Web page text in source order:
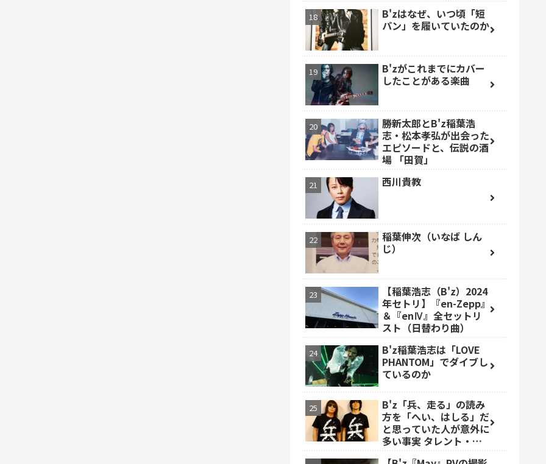
B'zはなぜ、いつ頃「短
パン」を履いていたのか
B'zがこれまでにカバー
したことがある楽曲
勝新太郎とB'z稲葉浩
志・松本孝弘が出会った
エピソードと、伝説の酒
場 「田賀」
西川貴教
稲葉伸次（いなば しん
じ）
【稲葉浩志（B'z）2024
年セトリ】『en-Zepp』
＆『enⅣ』全セットリ
スト（日替わり曲）
B'z稲葉浩志は「LOVE
PHANTOM」でダイブし
ているのか
B'z「兵、走る」の読み
方を「へい、はしる」だ
と思っていた人が意外に
多い事実 タレント・ベ